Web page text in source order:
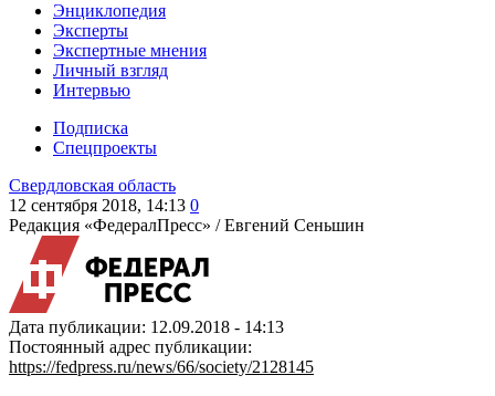
Энциклопедия
Эксперты
Экспертные мнения
Личный взгляд
Интервью
Подписка
Спецпроекты
Свердловская область
12 сентября 2018, 14:13 0
Редакция «ФедералПресс» /Евгений Сеньшин
Дата публикации: 12.09.2018 - 14:13
Постоянный адрес публикации:
https://fedpress.ru/news/66/society/2128145